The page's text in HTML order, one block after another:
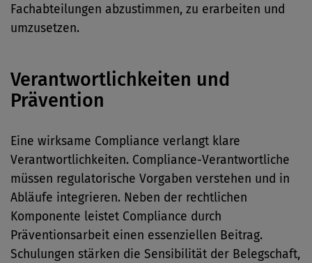
Fachabteilungen abzustimmen, zu erarbeiten und
umzusetzen.
Verantwortlichkeiten und
Prävention
Eine wirksame Compliance verlangt klare
Verantwortlichkeiten. Compliance-Verantwortliche
müssen regulatorische Vorgaben verstehen und in
Abläufe integrieren. Neben der rechtlichen
Komponente leistet Compliance durch
Präventionsarbeit einen essenziellen Beitrag.
Schulungen stärken die Sensibilität der Belegschaft,